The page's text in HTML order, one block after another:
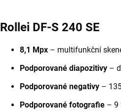
Rollei DF-S 240 SE
8,1 Mpx – multifunkční
Podporované diapozitivy –
Podporované negativy –
Podporované fotografie – 9